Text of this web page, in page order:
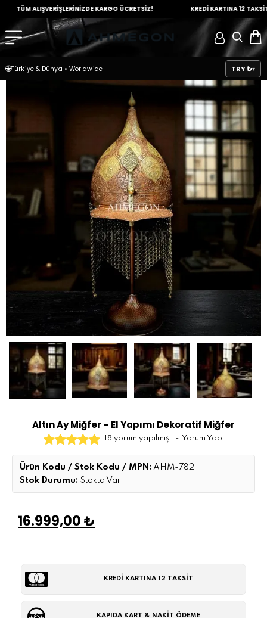
TÜM ALIŞVERİŞLERİNİZDEKARGO ÜCRETSİZ! KREDİ KARTINA12 TAKSİT
🌐Türkiye & Dünya • Worldwide TRY ₺
Altın Ay Miğfer – El Yapımı Dekoratif Miğfer
18 yorum yapılmış. - Yorum Yap
Ürün Kodu / Stok Kodu / MPN: AHM-782
Stok Durumu: Stokta Var
16.999,00 ₺
KREDİ KARTINA 12 TAKSİT
KAPIDA KART & NAKİT ÖDEME